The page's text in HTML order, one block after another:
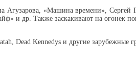
«Машина времени», Сергей
и др. Также заскакивают на огонек
Dead Kennedys и другие зарубежные